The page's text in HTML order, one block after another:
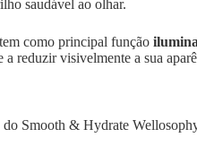
saudável ao olhar.
como principal função
reduzir visivelmente a sua
Smooth & Hydrate